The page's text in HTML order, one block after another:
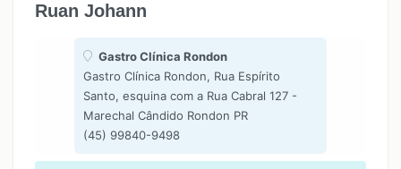
Ruan Johann
Gastro Clínica Rondon
Gastro Clínica Rondon, Rua Espírito
Santo, esquina com a Rua Cabral 127 -
Marechal Cândido Rondon PR
(45) 99840-9498